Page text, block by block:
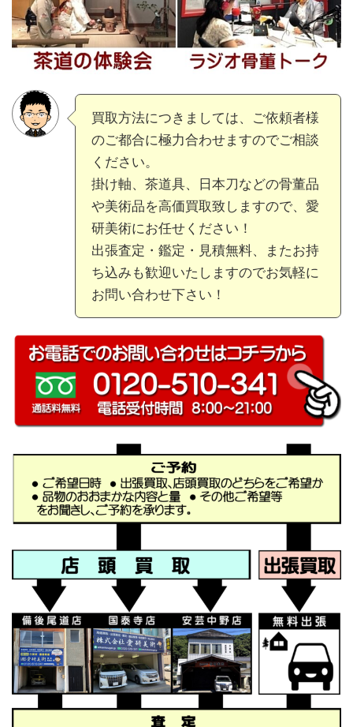
買取方法につきましては、ご依頼者様
のご都合に極力合わせますのでご相談
ください。
掛け軸、茶道具、日本刀などの骨董品
や美術品を高価買取致しますので、愛
研美術にお任せください！
出張査定・鑑定・見積無料、またお持
ち込みも歓迎いたしますのでお気軽に
お問い合わせ下さい！